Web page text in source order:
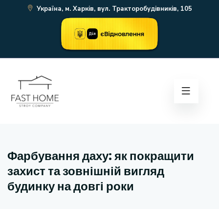
Україна, м. Харків, вул. Тракторобудівників, 105
Фарбування даху: як покращити
захист та зовнішній вигляд
будинку на довгі роки